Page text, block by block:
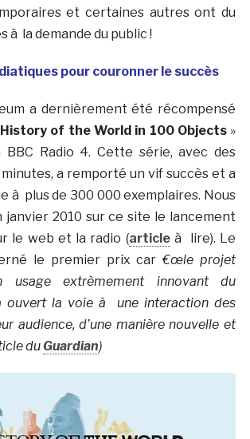
et certaines autres ont du
à la demande du public !
pour couronner le succès
a dernièrement été récompensé
History of the World in 100 Objects»
BBC Radio 4. Cette série, avec des
a remporté un vif succès et a
à plus de 300 000 exemplaires. Nous
janvier 2010 sur ce site le lancement
le web et la radio (articleà lire). Le
le premier prix car€œle projet
usage extrèmement innovant du
ouvert la voie à une interaction des
audience, d’une manière nouvelle et
du Guardian)